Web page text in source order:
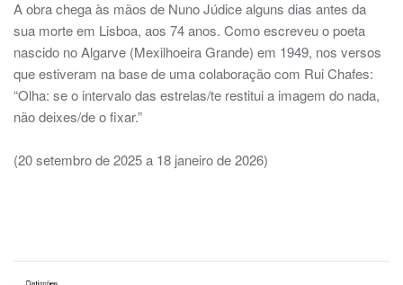
A obra chega às mãos de Nuno Júdice alguns dias antes da
sua morte em Lisboa, aos 74 anos. Como escreveu o poeta
nascido no Algarve (Mexilhoeira Grande) em 1949, nos versos
que estiveram na base de uma colaboração com Rui Chafes:
“Olha: se o intervalo das estrelas/te restitui a imagem do nada,
não deixes/de o fixar.”
(20 setembro de 2025 a 18 janeiro de 2026)